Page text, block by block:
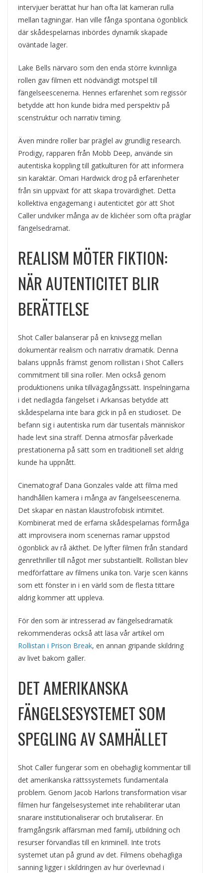
intervjuer berättat hur han ofta lät kameran rulla
mellan tagningar. Han ville fånga spontana ögonblick
där skådespelarnas inbördes dynamik skapade
oväntade lager.
Lake Bells närvaro som den enda större kvinnliga
rollen gav filmen ett nödvändigt motspel till
fängelseescenerna. Hennes erfarenhet som regissör
betydde att hon kunde bidra med perspektiv på
scenstruktur och narrativ timing.
Även mindre roller bar präglel av grundlig research.
Prodigy, rapparen från Mobb Deep, använde sin
autentiska koppling till gatkulturen för att informera
sin karaktär. Omari Hardwick drog på erfarenheter
från sin uppväxt för att skapa trovärdighet. Detta
kollektiva engagemang i autenticitet gör att Shot
Caller undviker många av de klichéer som ofta präglar
fängelsedramat.
REALISM MÖTER FIKTION:
NÄR AUTENTICITET BLIR
BERÄTTELSE
Shot Caller balanserar på en knivsegg mellan
dokumentär realism och narrativ dramatik. Denna
balans uppnås främst genom rollistan i Shot Callers
commitment till sina roller. Men också genom
produktionens unika tillvägagångssätt. Inspelningarna
i det nedlagda fängelset i Arkansas betydde att
skådespelarna inte bara gick in på en studioset. De
befann sig i autentiska rum där tusentals människor
hade levt sina straff. Denna atmosfär påverkade
prestationerna på sätt som en traditionell set aldrig
kunde ha uppnått.
Cinematograf Dana Gonzales valde att filma med
handhållen kamera i många av fängelseescenerna.
Det skapar en nästan klaustrofobisk intimitet.
Kombinerat med de erfarna skådespelarnas förmåga
att improvisera inom scenernas ramar uppstod
ögonblick av rå äkthet. De lyfter filmen från standard
genrethriller till något mer substantiellt. Rollistan blev
medförfattare av filmens unika ton. Varje scen känns
som ett fönster in i en värld som de flesta tittare
aldrig kommer att uppleva.
För den som är intresserad av fängelsedramatik
rekommenderas också att läsa vår artikel om
Rollistan i Prison Break, en annan gripande skildring
av livet bakom galler.
DET AMERIKANSKA
FÄNGELSESYSTEMET SOM
SPEGLING AV SAMHÄLLET
Shot Caller fungerar som en obehaglig kommentar till
det amerikanska rättssystemets fundamentala
problem. Genom Jacob Harlons transformation visar
filmen hur fängelsesystemet inte rehabiliterar utan
snarare institutionaliserar och brutaliserar. En
framgångsrik affärsman med familj, utbildning och
resurser förvandlas till en kriminell. Inte trots
systemet utan på grund av det. Filmens obehagliga
sanning ligger i skildringen av hur överlevnad i